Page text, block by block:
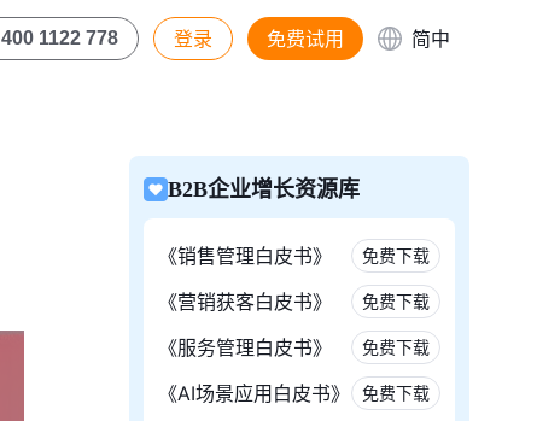
400 1122 778 登录 免费试用 简中
B2B企业增长资源库
《销售管理白皮书》 免费下载
《营销获客白皮书》 免费下载
《服务管理白皮书》 免费下载
《AI场景应用白皮书》 免费下载